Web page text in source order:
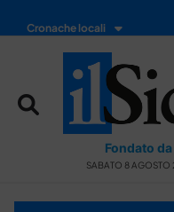
Cronache locali
Fondato
SABATO 8